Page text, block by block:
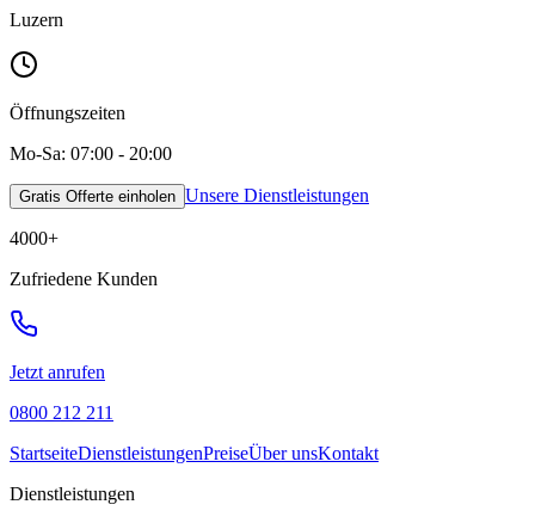
Luzern
Öffnungszeiten
Mo-Sa: 07:00 - 20:00
Gratis Offerte einholen Unsere Dienstleistungen
4000+
Zufriedene Kunden
Jetzt anrufen
0800 212 211
StartseiteDienstleistungenPreiseÜber unsKontakt
Dienstleistungen